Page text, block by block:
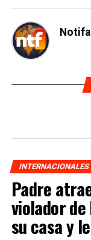
INTERNACIONALES
Padre
violador de
su casa y